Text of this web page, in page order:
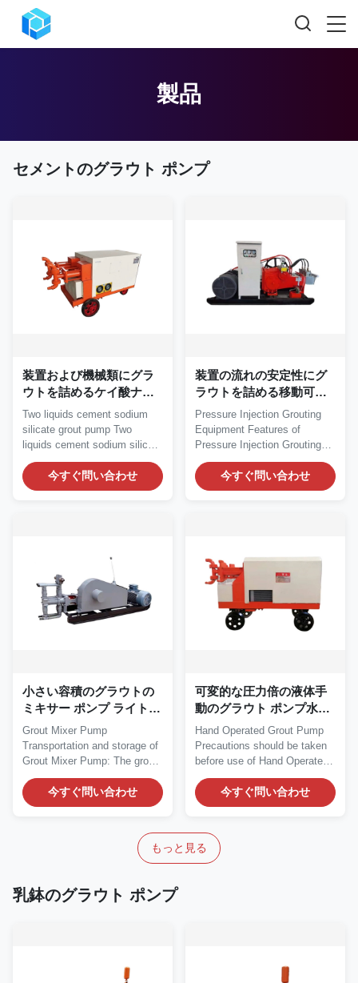
製品
セメントのグラウト ポンプ
装置および機械類にグラ
ウトを詰めるケイ酸ナト
リウムのセメントのグラ
ウト ポンプBV
Two liquids cement sodium
silicate grout pump Two
liquids cement sodium silicate
grout pump...
今すぐ問い合わせ
装置の流れの安定性にグ
ラウトを詰める移動可能
な3つのプランジャー圧力
注入
Pressure Injection Grouting
Equipment Features of
Pressure Injection Grouting
Equipment: 1....
今すぐ問い合わせ
小さい容積のグラウトの
ミキサー ポンプ ライト級
選手を調整する圧力/速度
Grout Mixer Pump
Transportation and storage of
Grout Mixer Pump: The grout
mixer pump should not...
今すぐ問い合わせ
可変的な圧力倍の液体手
動のグラウト ポンプ水ガ
ラス/セメント
Hand Operated Grout Pump
Precautions should be taken
before use of Hand Operated
Grout Pump: 1....
今すぐ問い合わせ
もっと見る
乳鉢のグラウト ポンプ